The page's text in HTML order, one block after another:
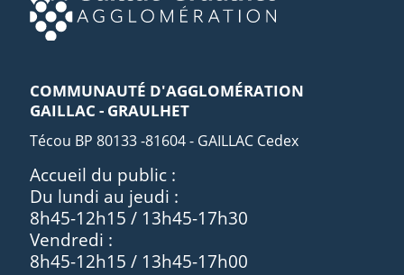
COMMUNAUTÉ D'AGGLOMÉRATION
GAILLAC - GRAULHET
Técou BP 80133 -81604 - GAILLAC Cedex
Accueil du public :
Du lundi au jeudi :
8h45-12h15 / 13h45-17h30
Vendredi :
8h45-12h15 / 13h45-17h00